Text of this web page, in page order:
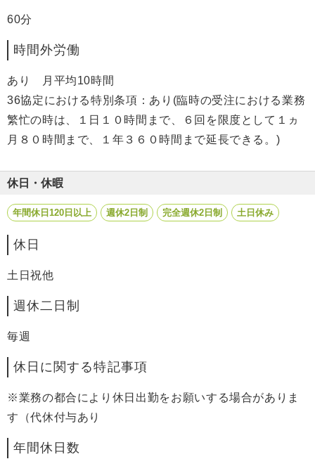
60分
時間外労働
あり 月平均10時間
36協定における特別条項：あり(臨時の受注における業務
繁忙の時は、１日１０時間まで、６回を限度として１ヵ
月８０時間まで、１年３６０時間まで延長できる。)
休日・休暇
年間休日120日以上 週休2日制 完全週休2日制 土日休み
休日
土日祝他
週休二日制
毎週
休日に関する特記事項
※業務の都合により休日出勤をお願いする場合がありま
す（代休付与あり
年間休日数